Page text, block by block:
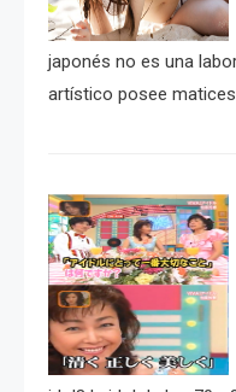
japonés no es una
artístico posee